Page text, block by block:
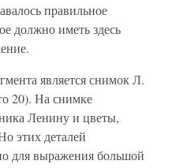
правильное
должно иметь здесь
является снимок Л.
20). На снимке
Ленину и цветы,
этих деталей
для выражения большой